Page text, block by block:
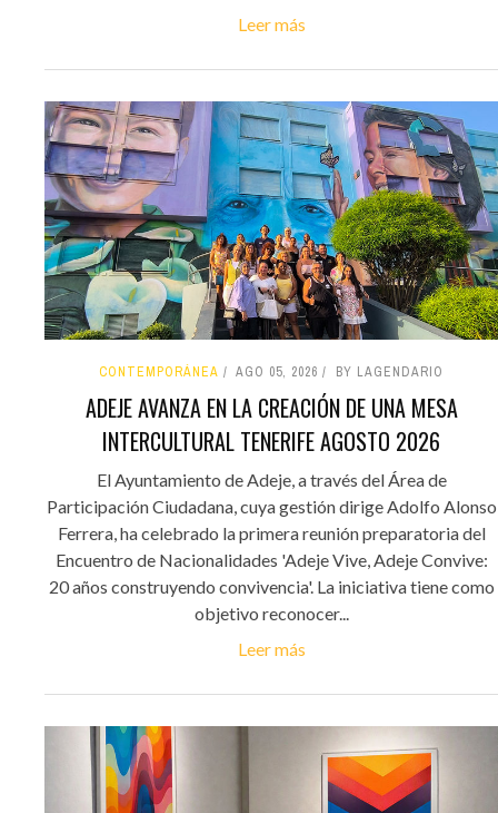
Leer más
CONTEMPORÁNEA AGO 05, 2026 BY LAGENDARIO
ADEJE AVANZA EN LA CREACIÓN DE UNA MESA
INTERCULTURAL TENERIFE AGOSTO 2026
El Ayuntamiento de Adeje, a través del Área de
Participación Ciudadana, cuya gestión dirige Adolfo Alonso
Ferrera, ha celebrado la primera reunión preparatoria del
Encuentro de Nacionalidades 'Adeje Vive, Adeje Convive:
20 años construyendo convivencia'. La iniciativa tiene como
objetivo reconocer...
Leer más